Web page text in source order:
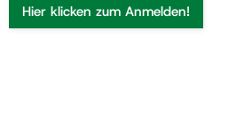
Hier klicken zum Anmelden!